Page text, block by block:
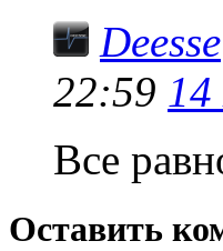
Deesse
22:59
Все
Оставить